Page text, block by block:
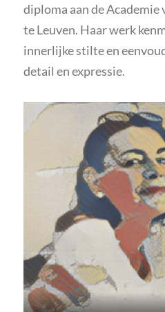
diploma aan de Academie
te Leuven. Haar werk
innerlijke stilte en
detail en expressie.